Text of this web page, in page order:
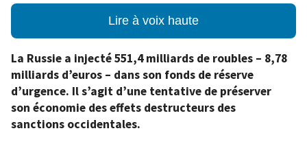
Lire à voix haute
La Russie a injecté 551,4 milliards de roubles – 8,78
milliards d’euros – dans son fonds de réserve
d’urgence. Il s’agit d’une tentative de préserver
son économie des effets destructeurs des
sanctions occidentales.